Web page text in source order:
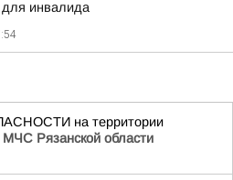
для инвалида
на территории
МЧС Рязанской области